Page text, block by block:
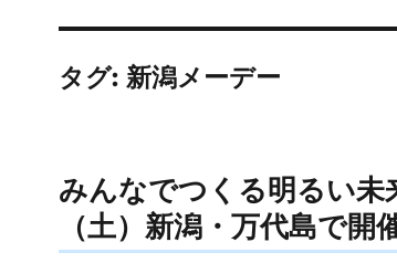
タグ: 新潟メーデー
みんなでつくる明るい未
（土）新潟・万代島で開